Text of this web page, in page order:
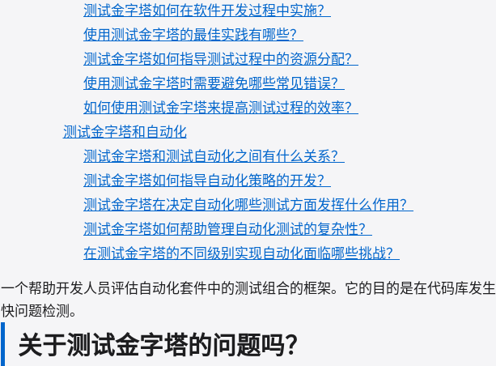
测试金字塔如何在软件开发过程中实施？
使用测试金字塔的最佳实践有哪些？
测试金字塔如何指导测试过程中的资源分配？
使用测试金字塔时需要避免哪些常见错误？
如何使用测试金字塔来提高测试过程的效率？
测试金字塔和自动化
测试金字塔和测试自动化之间有什么关系？
测试金字塔如何指导自动化策略的开发？
测试金字塔在决定自动化哪些测试方面发挥什么作用？
测试金字塔如何帮助管理自动化测试的复杂性？
在测试金字塔的不同级别实现自动化面临哪些挑战？
一个帮助开发人员评估自动化套件中的测试组合的框架。它的目的是在代码库发
快问题检测。
关于测试金字塔的问题吗？